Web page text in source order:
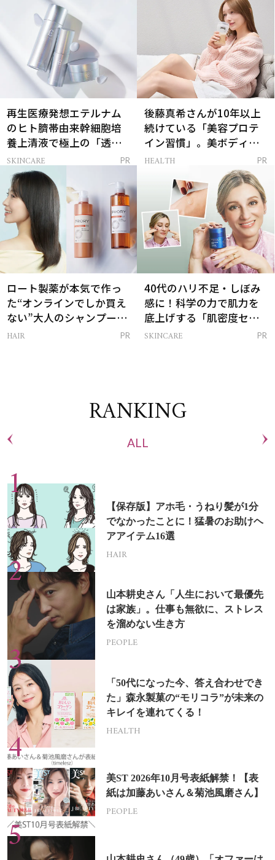
再生医療発想エテルナム
のヒト臍帯由来幹細胞培
養上清液で極上の「透明
感ハリ肌」へ
SKINCARE PR
後藤真希さんが10年以上
続けている「美容プロテ
イン習慣」。美ボディを
支える朝ルーティンと
HEALTH PR
ロート製薬が本気で作っ
た“オンラインでしか買え
ない”大人のシャンプー＆
トリートメントって？
HAIR PR
40代のハリ不足・しぼみ
感に！科学の力で肌力を
底上げする「肌密度セラ
ム」
SKINCARE PR
RANKING
ALL
【保存版】アホ毛・うねり髪が1分
でなかったことに！猛暑のお助けヘ
アアイテム16選
HAIR
山本耕史さん「人生において最優先
は家族」。仕事も無欲に、ストレス
を溜めない生き方
PEOPLE
「50代になった今、答え合わせでき
た」森永製菓の“モリコラ”が未来の
キレイを連れてくる！
HEALTH
美ST 2026年10月号表紙解禁！【表
紙は加藤あいさん＆菊池風磨さん】
PEOPLE